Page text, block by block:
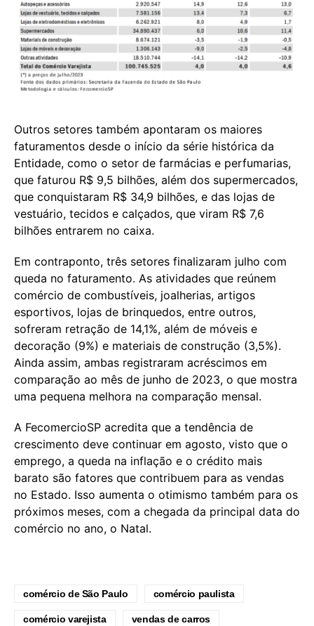
Outros setores também apontaram os maiores
faturamentos desde o início da série histórica da
Entidade, como o setor de farmácias e perfumarias,
que faturou R$ 9,5 bilhões, além dos supermercados,
que conquistaram R$ 34,9 bilhões, e das lojas de
vestuário, tecidos e calçados, que viram R$ 7,6
bilhões entrarem no caixa.
Em contraponto, três setores finalizaram julho com
queda no faturamento. As atividades que reúnem
comércio de combustíveis, joalherias, artigos
esportivos, lojas de brinquedos, entre outros,
sofreram retração de 14,1%, além de móveis e
decoração (9%) e materiais de construção (3,5%).
Ainda assim, ambas registraram acréscimos em
comparação ao mês de junho de 2023, o que mostra
uma pequena melhora na comparação mensal.
A FecomercioSP acredita que a tendência de
crescimento deve continuar em agosto, visto que o
emprego, a queda na inflação e o crédito mais
barato são fatores que contribuem para as vendas
no Estado. Isso aumenta o otimismo também para os
próximos meses, com a chegada da principal data do
comércio no ano, o Natal.
comércio de São Paulo comércio paulista
comércio varejista vendas de carros